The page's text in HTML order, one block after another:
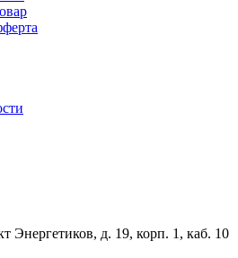
Энергетиков, д. 19, корп. 1, каб. 10